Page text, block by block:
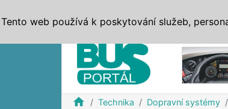
home Technika Dopravní systémy
Tento web používá k poskytování služeb,